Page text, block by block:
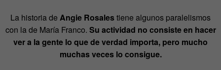
La historia de Angie Rosalestiene algunos paralelismos
con la de María Franco. Su actividad no consiste en hacer
ver a la gente lo que de verdad importa, pero mucho
muchas veces lo consigue.